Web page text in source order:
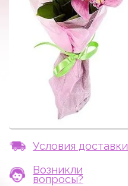
Условия доставки
Возникли
вопросы?